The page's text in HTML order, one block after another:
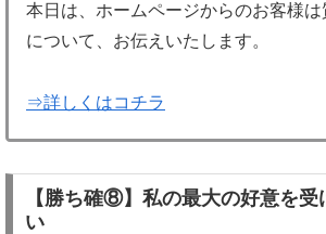
本日は、ホームページからのお客様
について、お伝えいたします。
⇒詳しくはコチラ
【勝ち確⑧】私の最大の好意を受
い